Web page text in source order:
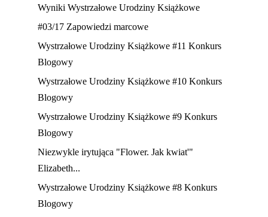
Wyniki Wystrzałowe Urodziny Książkowe
#03/17 Zapowiedzi marcowe
Wystrzałowe Urodziny Książkowe #11 Konkurs
Blogowy
Wystrzałowe Urodziny Książkowe #10 Konkurs
Blogowy
Wystrzałowe Urodziny Książkowe #9 Konkurs
Blogowy
Niezwykle irytująca "Flower. Jak kwiat'"
Elizabeth...
Wystrzałowe Urodziny Książkowe #8 Konkurs
Blogowy